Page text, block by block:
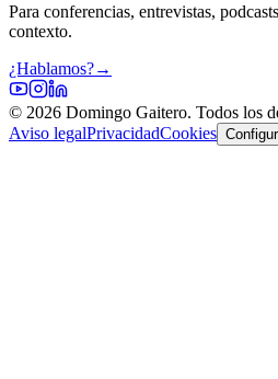
Para conferencias, entrevistas,
contexto.
¿Hablamos?→
© 2026 Domingo Gaitero. Todos los
Aviso legalPrivacidadCookies